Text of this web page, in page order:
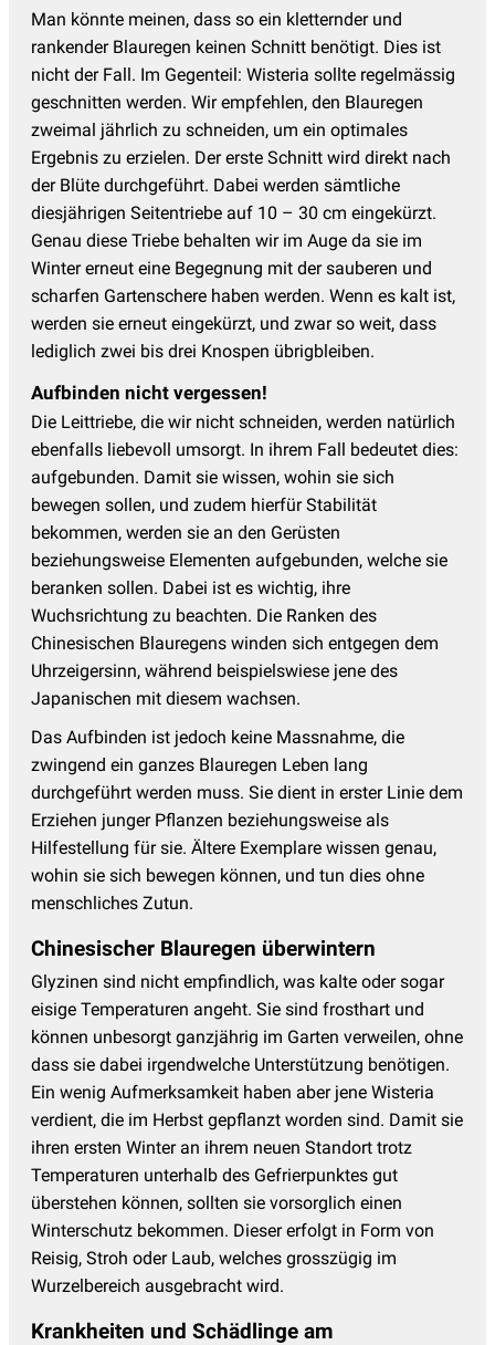
Man könnte meinen, dass so ein kletternder und
rankender Blauregen keinen Schnitt benötigt. Dies ist
nicht der Fall. Im Gegenteil: Wisteria sollte regelmässig
geschnitten werden. Wir empfehlen, den Blauregen
zweimal jährlich zu schneiden, um ein optimales
Ergebnis zu erzielen. Der erste Schnitt wird direkt nach
der Blüte durchgeführt. Dabei werden sämtliche
diesjährigen Seitentriebe auf 10 – 30 cm eingekürzt.
Genau diese Triebe behalten wir im Auge da sie im
Winter erneut eine Begegnung mit der sauberen und
scharfen Gartenschere haben werden. Wenn es kalt ist,
werden sie erneut eingekürzt, und zwar so weit, dass
lediglich zwei bis drei Knospen übrigbleiben.
Aufbinden nicht vergessen!
Die Leittriebe, die wir nicht schneiden, werden natürlich
ebenfalls liebevoll umsorgt. In ihrem Fall bedeutet dies:
aufgebunden. Damit sie wissen, wohin sie sich
bewegen sollen, und zudem hierfür Stabilität
bekommen, werden sie an den Gerüsten
beziehungsweise Elementen aufgebunden, welche sie
beranken sollen. Dabei ist es wichtig, ihre
Wuchsrichtung zu beachten. Die Ranken des
Chinesischen Blauregens winden sich entgegen dem
Uhrzeigersinn, während beispielswiese jene des
Japanischen mit diesem wachsen.
Das Aufbinden ist jedoch keine Massnahme, die
zwingend ein ganzes Blauregen Leben lang
durchgeführt werden muss. Sie dient in erster Linie dem
Erziehen junger Pflanzen beziehungsweise als
Hilfestellung für sie. Ältere Exemplare wissen genau,
wohin sie sich bewegen können, und tun dies ohne
menschliches Zutun.
Chinesischer Blauregen überwintern
Glyzinen sind nicht empfindlich, was kalte oder sogar
eisige Temperaturen angeht. Sie sind frosthart und
können unbesorgt ganzjährig im Garten verweilen, ohne
dass sie dabei irgendwelche Unterstützung benötigen.
Ein wenig Aufmerksamkeit haben aber jene Wisteria
verdient, die im Herbst gepflanzt worden sind. Damit sie
ihren ersten Winter an ihrem neuen Standort trotz
Temperaturen unterhalb des Gefrierpunktes gut
überstehen können, sollten sie vorsorglich einen
Winterschutz bekommen. Dieser erfolgt in Form von
Reisig, Stroh oder Laub, welches grosszügig im
Wurzelbereich ausgebracht wird.
Krankheiten und Schädlinge am